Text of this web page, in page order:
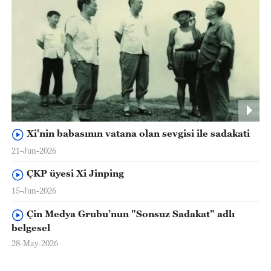
Xi'nin babasının vatana olan sevgisi ile sadakati
21-Jun-2026
ÇKP üyesi Xi Jinping
15-Jun-2026
Çin Medya Grubu’nun "Sonsuz Sadakat" adlı
belgesel
28-May-2026